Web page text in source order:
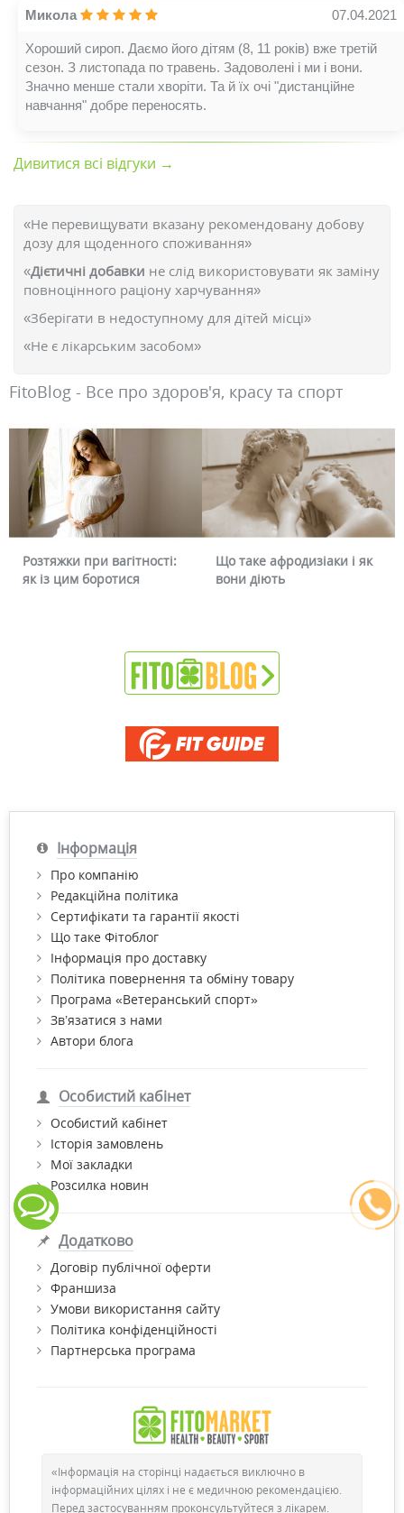
Микола 07.04.2021
Хороший сироп. Даємо його дітям (8, 11 років) вже третій
сезон. З листопада по травень. Задоволені і ми і вони.
Значно менше стали хворіти. Та й їх очі "дистанційне
навчання" добре переносять.
Дивитися всі відгуки →
«Не перевищувати вказану рекомендовану добову
дозу для щоденного споживання»
«Дієтичні добавки не слід використовувати як заміну
повноцінного раціону харчування»
«Зберігати в недоступному для дітей місці»
«Не є лікарським засобом»
FitoBlog - Все про здоров'я, красу та спорт
Розтяжки при вагітності:
як із цим боротися
Що таке афродизіаки і як
вони діють
Інформація
Про компанію
Редакційна політика
Сертифікати та гарантії якості
Що таке Фітоблог
Інформація про доставку
Політика повернення та обміну товару
Програма «Ветеранський спорт»
Зв’язатися з нами
Автори блога
Особистий кабінет
Особистий кабінет
Історія замовлень
Мої закладки
Розсилка новин
Додатково
Договір публічної оферти
Франшиза
Умови використання сайту
Політика конфіденційності
Партнерська програма
«Інформація на сторінці надається виключно в
інформаційних цілях і не є медичною рекомендацією.
Перед застосуванням проконсультуйтеся з лікарем.